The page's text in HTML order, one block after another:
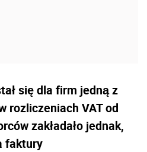
się dla firm jedną z
rozliczeniach VAT od
zakładało jednak,
faktury